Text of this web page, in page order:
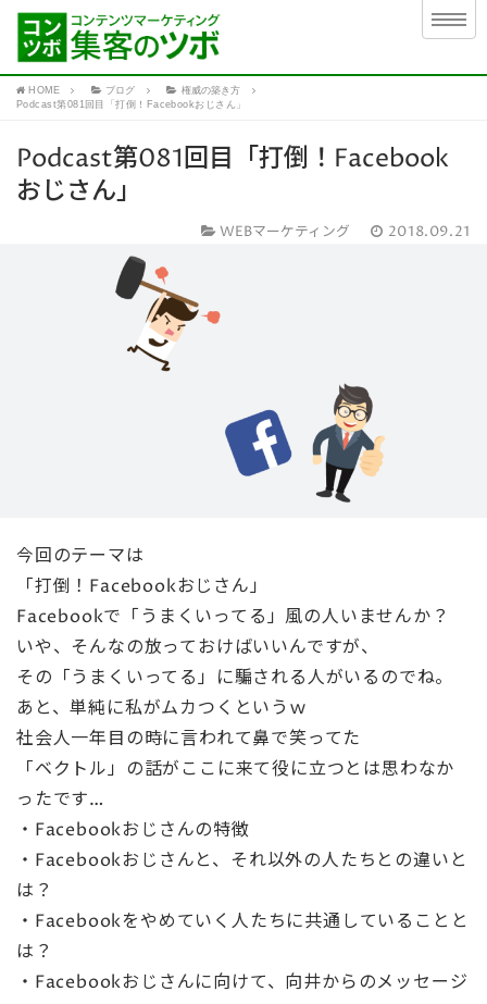
HOME ブログ
権威の築き方
Podcast第081回目「打倒！Facebookおじさん」
Podcast第081回目「打倒！Facebook
おじさん」
WEBマーケティング 2018.09.21
今回のテーマは
「打倒！Facebookおじさん」
Facebookで「うまくいってる」風の人いませんか？
いや、そんなの放っておけばいいんですが、
その「うまくいってる」に騙される人がいるのでね。
あと、単純に私がムカつくというｗ
社会人一年目の時に言われて鼻で笑ってた
「ベクトル」の話がここに来て役に立つとは思わなか
ったです…
・Facebookおじさんの特徴
・Facebookおじさんと、それ以外の人たちとの違いと
は？
・Facebookをやめていく人たちに共通していることと
は？
・Facebookおじさんに向けて、向井からのメッセージ